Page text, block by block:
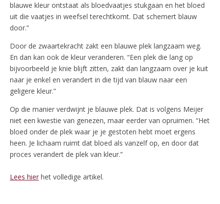
blauwe kleur ontstaat als bloedvaatjes stukgaan en het bloed
uit die vaatjes in weefsel terechtkomt. Dat schemert blauw
door.”
Door de zwaartekracht zakt een blauwe plek langzaam weg.
En dan kan ook de kleur veranderen. “Een plek die lang op
bijvoorbeeld je knie blijft zitten, zakt dan langzaam over je kuit
naar je enkel en verandert in die tijd van blauw naar een
geligere kleur.”
Op die manier verdwijnt je blauwe plek. Dat is volgens Meijer
niet een kwestie van genezen, maar eerder van opruimen. “Het
bloed onder de plek waar je je gestoten hebt moet ergens
heen. Je lichaam ruimt dat bloed als vanzelf op, en door dat
proces verandert de plek van kleur.”
Lees hier het volledige artikel.